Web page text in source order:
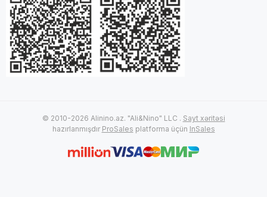
© 2010-2026 Alinino.az. "Ali&Nino" LLC . Sayt xəritəsi
hazırlanmışdır ProSales platforma üçün InSales